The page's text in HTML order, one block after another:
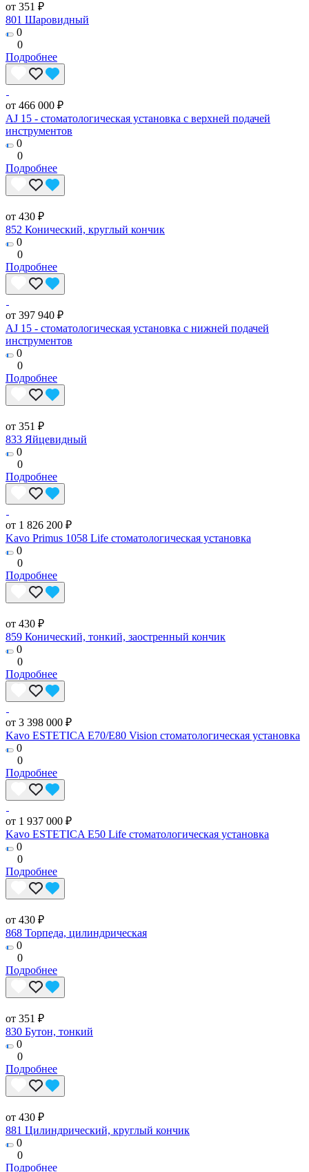
от 351 ₽
801 Шаровидный
0
0
Подробнее
от 466 000 ₽
AJ 15 - стоматологическая установка с верхней подачей
инструментов
0
0
Подробнее
от 430 ₽
852 Конический, круглый кончик
0
0
Подробнее
от 397 940 ₽
AJ 15 - стоматологическая установка с нижней подачей
инструментов
0
0
Подробнее
от 351 ₽
833 Яйцевидный
0
0
Подробнее
от 1 826 200 ₽
Kavo Primus 1058 Life стоматологическая установка
0
0
Подробнее
от 430 ₽
859 Конический, тонкий, заостренный кончик
0
0
Подробнее
от 3 398 000 ₽
Kavo ESTETICA E70/E80 Vision стоматологическая установка
0
0
Подробнее
от 1 937 000 ₽
Kavo ESTETICA E50 Life стоматологическая установка
0
0
Подробнее
от 430 ₽
868 Торпеда, цилиндрическая
0
0
Подробнее
от 351 ₽
830 Бутон, тонкий
0
0
Подробнее
от 430 ₽
881 Цилиндрический, круглый кончик
0
0
Подробнее